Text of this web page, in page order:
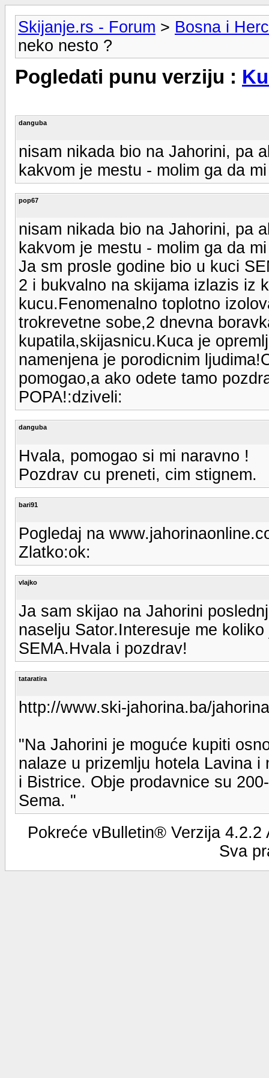
Skijanje.rs - Forum > Bosna i
neko nesto ?
Pogledati punu verziju :
danguba
nisam nikada bio na Jahorini, pa
kakvom je mestu - molim ga da
pop67
nisam nikada bio na Jahorini, pa
kakvom je mestu - molim ga da
Ja sm prosle godine bio u kuci
2 i bukvalno na skijama izlazis iz
kucu.Fenomenalno toplotno
trokrevetne sobe,2 dnevna
kupatila,skijasnicu.Kuca je
namenjena je porodicnim
pomogao,a ako odete tamo
POPA!:dziveli:
danguba
Hvala, pomogao si mi naravno !
Pozdrav cu preneti, cim stignem.
bari91
Pogledaj na
Zlatko:ok:
vlajko
Ja sam skijao na Jahorini
naselju Sator.Interesuje me
SEMA.Hvala i pozdrav!
tataratira
http://www.ski-jahorina.ba/
"Na Jahorini je moguće kupiti
nalaze u prizemlju hotela Lavina
i Bistrice. Obje prodavnice su
Sema. "
Pokreće vBulletin® Verzija
Sva